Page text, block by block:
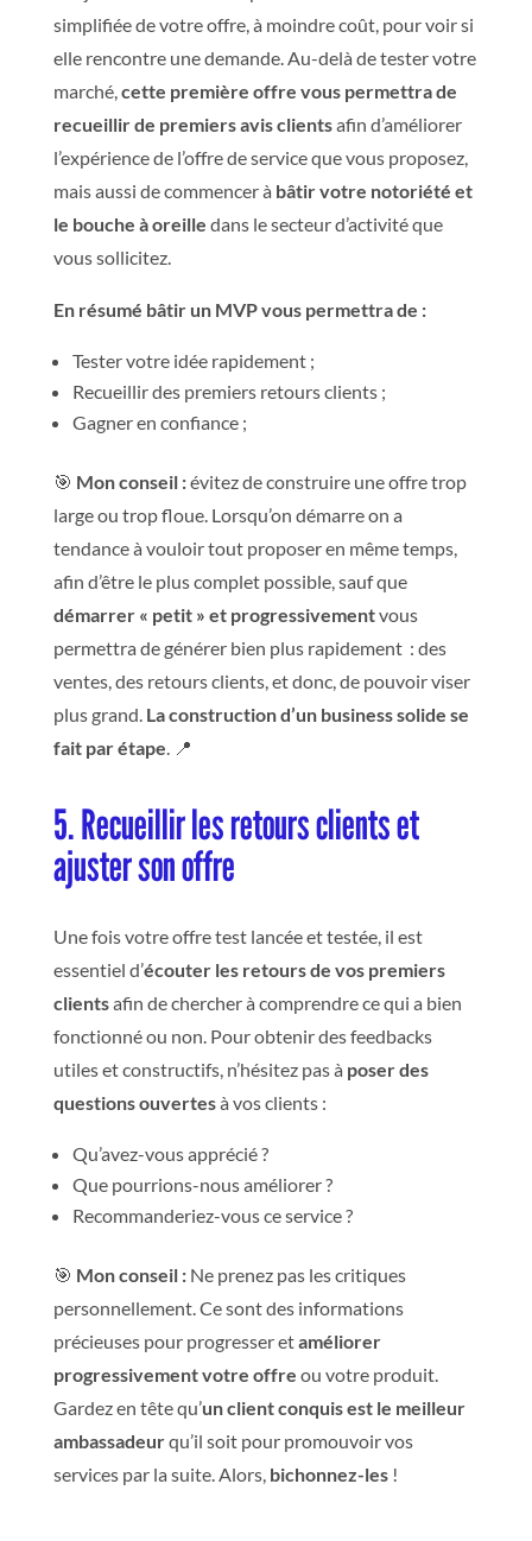
simplifiée de votre offre, à moindre coût, pour voir si
elle rencontre une demande. Au-delà de tester votre
marché, cette première offre vous permettra de
recueillir de premiers avis clientsafin d’améliorer
l’expérience de l’offre de service que vous proposez,
mais aussi de commencer à bâtir votre notoriété et
le bouche à oreille dans le secteur d’activité que
vous sollicitez.
En résumé bâtir un MVP vous permettra de :
Tester votre idée rapidement ;
Recueillir des premiers retours clients ;
Gagner en confiance ;
🎯 Mon conseil :évitez de construire une offre trop
large ou trop floue. Lorsqu’on démarre on a
tendance à vouloir tout proposer en même temps,
afin d’être le plus complet possible, sauf que
démarrer « petit » et progressivementvous
permettra de générer bien plus rapidement : des
ventes, des retours clients, et donc, de pouvoir viser
plus grand. La construction d’un business solide se
fait par étape . 📍
5. Recueillir les retours clients et
ajuster son offre
Une fois votre offre test lancée et testée, il est
essentiel d’écouter les retours de vos premiers
clientsafin de chercher à comprendre ce qui a bien
fonctionné ou non. Pour obtenir des feedbacks
utiles et constructifs, n’hésitez pas à poser des
questions ouvertesà vos clients :
Qu’avez-vous apprécié ?
Que pourrions-nous améliorer ?
Recommanderiez-vous ce service ?
🎯 Mon conseil : Ne prenez pas les critiques
personnellement. Ce sont des informations
précieuses pour progresser etaméliorer
progressivement votre offre ou votre produit.
Gardez en tête qu’un client conquis est le meilleur
ambassadeurqu’il soit pour promouvoir vos
services par la suite. Alors, bichonnez-les!